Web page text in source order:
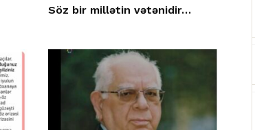
Söz bir millətin vətənidir…